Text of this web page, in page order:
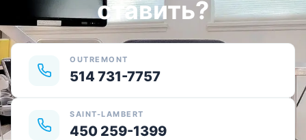
ставить?
OUTREMONT
514 731-7757
SAINT-LAMBERT
450 259-1399